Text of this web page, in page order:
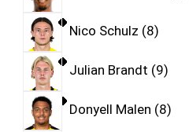
Nico Schulz 8
Julian Brandt 9
Donyell Malen 8